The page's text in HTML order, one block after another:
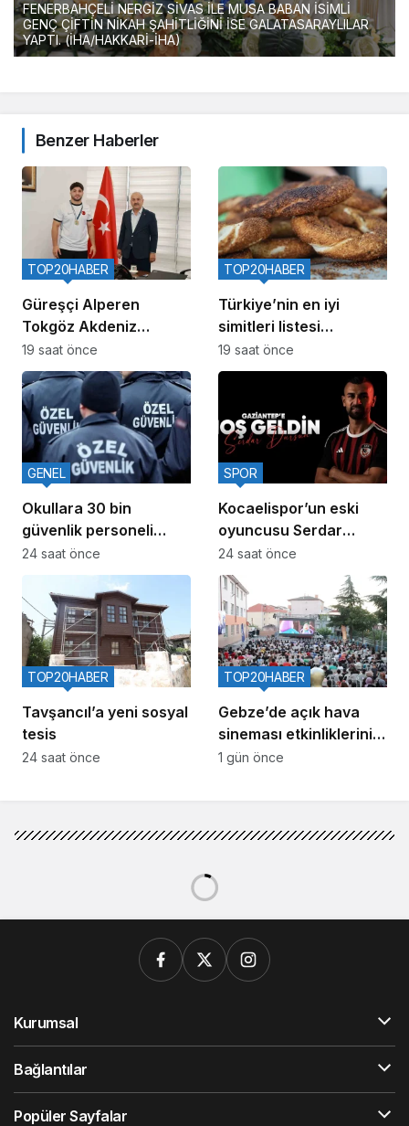
FENERBAHÇELİ NERGİZ SİVAS İLE MUSA BABAN İSİMLİ
GENÇ ÇİFTİN NİKAH ŞAHİTLİĞİNİ İSE GALATASARAYLILAR
YAPTI. (İHA/HAKKARİ-İHA)
Benzer Haberler
Güreşçi Alperen
Tokgöz Akdeniz
Oyunları’nda Türkiye’yi
temsil edecek
TOP20HABER
19 saat önce
Türkiye’nin en iyi
simitleri listesi
İzmitlileri kızdırdı
TOP20HABER
19 saat önce
Okullara 30 bin
güvenlik personeli
alınacak
GENEL
24 saat önce
Kocaelispor’un eski
oyuncusu Serdar
Dursun, Gaziantep
FK’da
SPOR
24 saat önce
Tavşancıl’a yeni sosyal
tesis
TOP20HABER
24 saat önce
Gebze’de açık hava
sineması etkinliklerinin
yeni adresi belli oldu
TOP20HABER
1 gün önce
Kurumsal
Bağlantılar
Popüler Sayfalar